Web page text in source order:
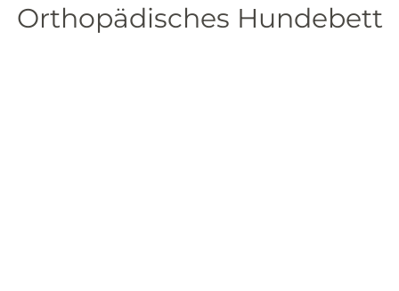
Orthopädisches Hundebett